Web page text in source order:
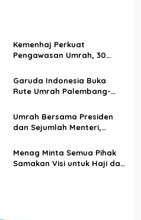
Kemenhaj Perkuat
Pengawasan Umrah, 30
Ditangani Serius
Garuda Indonesia Buka
Rute Umrah Palembang-
Umrah Bersama Presiden
dan Sejumlah Menteri,
jadi Bangsa yang Makmur
Menag Minta Semua Pihak
Samakan Visi untuk Haji dan